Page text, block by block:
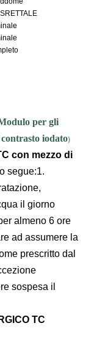
per gli
iodato)
con mezzo di
segue:1.
il giorno
almeno 6 ore
ad assumere la
prescritto dal
sospesa il
TC